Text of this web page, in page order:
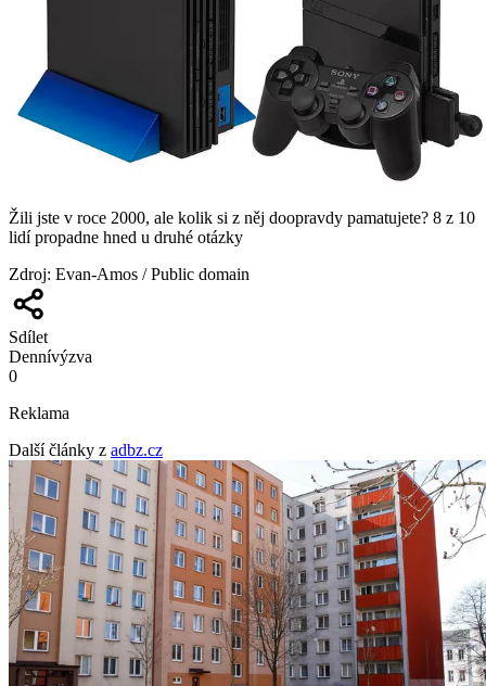
Žili jste v roce 2000, ale kolik si z něj doopravdy pamatujete? 8 z 10
lidí propadne hned u druhé otázky
Zdroj: Evan-Amos / Public domain
Sdílet
Dennívýzva
0
Reklama
Další články z adbz.cz